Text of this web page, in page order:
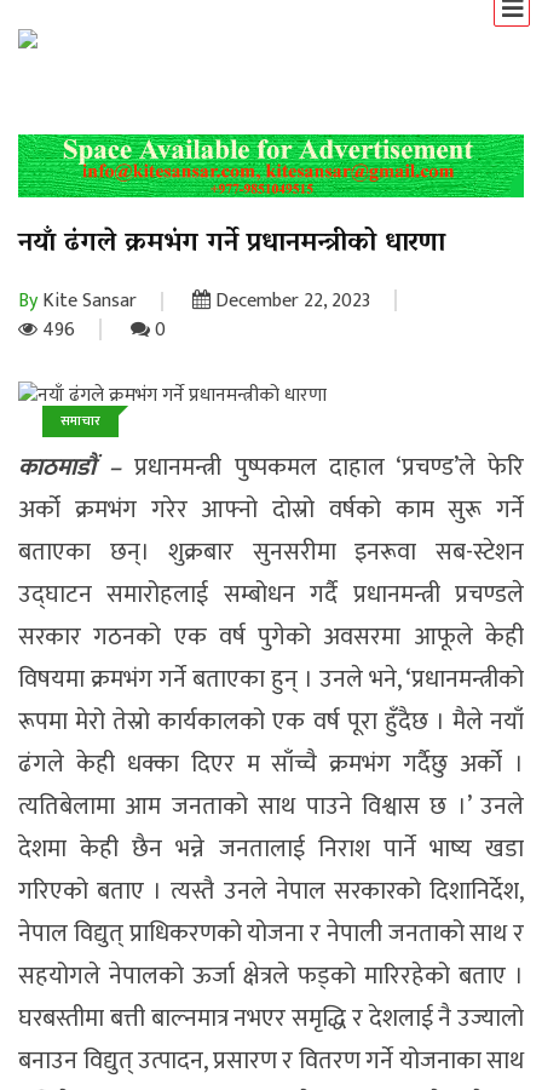
नयाँ ढंगले क्रमभंग गर्ने प्रधानमन्त्रीको धारणा
ByKite Sansar
December 22, 2023
496
0
समाचार
काठमाडौं –प्रधानमन्त्री पुष्पकमल दाहाल ‘प्रचण्ड’ले फेरि
अर्को क्रमभंग गरेर आफ्नो दोस्रो वर्षको काम सुरू गर्ने
बताएका छन्। शुक्रबार सुनसरीमा इनरूवा सब-स्टेशन
उद्घाटन समारोहलाई सम्बोधन गर्दै प्रधानमन्त्री प्रचण्डले
सरकार गठनको एक वर्ष पुगेको अवसरमा आफूले केही
विषयमा क्रमभंग गर्ने बताएका हुन् । उनले भने, ‘प्रधानमन्त्रीको
रूपमा मेरो तेस्रो कार्यकालको एक वर्ष पूरा हुँदैछ । मैले नयाँ
ढंगले केही धक्का दिएर म साँच्चै क्रमभंग गर्दैछु अर्को ।
त्यतिबेलामा आम जनताको साथ पाउने विश्वास छ ।’ उनले
देशमा केही छैन भन्ने जनतालाई निराश पार्ने भाष्य खडा
गरिएको बताए । त्यस्तै उनले नेपाल सरकारको दिशानिर्देश,
नेपाल विद्युत् प्राधिकरणको योजना र नेपाली जनताको साथ र
सहयोगले नेपालको ऊर्जा क्षेत्रले फड्को मारिरहेको बताए ।
घरबस्तीमा बत्ती बाल्नमात्र नभएर समृद्धि र देशलाई नै उज्यालो
बनाउन विद्युत् उत्पादन, प्रसारण र वितरण गर्ने योजनाका साथ